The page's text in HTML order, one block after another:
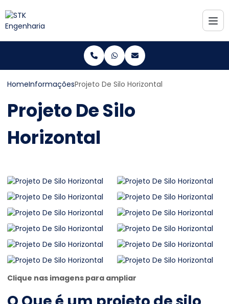
HomeInformaçõesProjeto De Silo Horizontal
Projeto De Silo
Horizontal
Clique nas imagens para ampliar